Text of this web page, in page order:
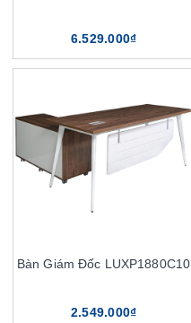
6.529.000₫
Bàn Giám Đốc LUXP1880C10
2.549.000₫